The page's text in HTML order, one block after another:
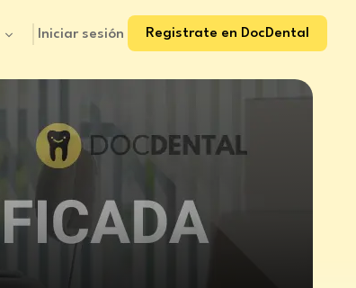
Iniciar sesión Registrate en DocDental